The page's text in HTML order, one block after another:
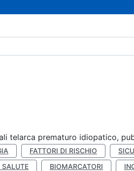
telarca prematuro idiopatico,
FATTORI DI RISCHIO
BIOMARCATORI